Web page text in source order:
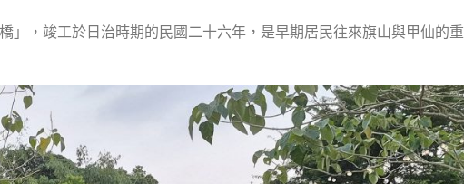
」，竣工於日治時期的民國二十六年，是早期居民往來旗山與甲仙的重